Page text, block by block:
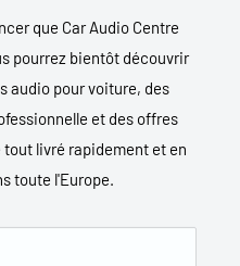
que Car Audio Centre
pourrez bientôt découvrir
audio pour voiture, des
et des offres
livré rapidement et en
toute l'Europe.